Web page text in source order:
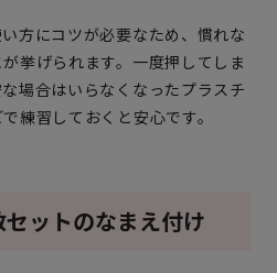
方にコツが必要なため、慣れな
挙げられます。一度押してしま
場合はいらなくなったプラスチ
練習しておくと安心です。
ットのなまえ付け